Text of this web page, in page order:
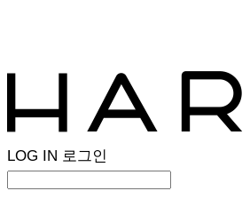
LOG IN 로그인